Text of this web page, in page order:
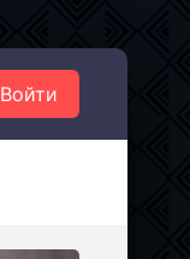
Войти